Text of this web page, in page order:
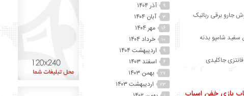
جارو برقی رباتیک
سفید شامپو بدنه
جاکلیدی
پودر جلبک
آذر ۱۴۰۴
آبان ۱۴۰۴ ۳
مهر ۱۴۰۴ ۱۶
خرداد ۱۴۰۴
اردیبهشت ۱۴۰۴
اسفند ۱۴۰۳ ۶
بهمن ۱۴۰۳ ۲۷
اردیبهشت ۱۴۰۳ ۲۳